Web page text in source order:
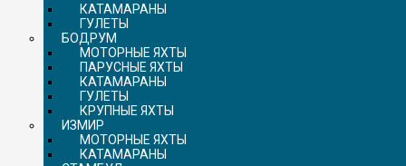
КАТАМАРАНЫ
ГУЛЕТЫ
БОДРУМ
МОТОРНЫЕ ЯХТЫ
ПАРУСНЫЕ ЯХТЫ
КАТАМАРАНЫ
ГУЛЕТЫ
КРУПНЫЕ ЯХТЫ
ИЗМИР
МОТОРНЫЕ ЯХТЫ
КАТАМАРАНЫ